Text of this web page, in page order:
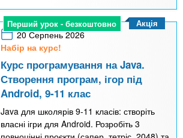
Перший урок - безкоштовно
20 Серпень 2026
Набір на курс!
Курс програмування на Java.
Створення програм, ігор під
Android, 9-11 клас
Java для школярів 9-11 класів: створіть
власні ігри для Android. Розробіть 3
Акція